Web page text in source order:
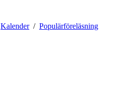
Kalender Populärföreläsning